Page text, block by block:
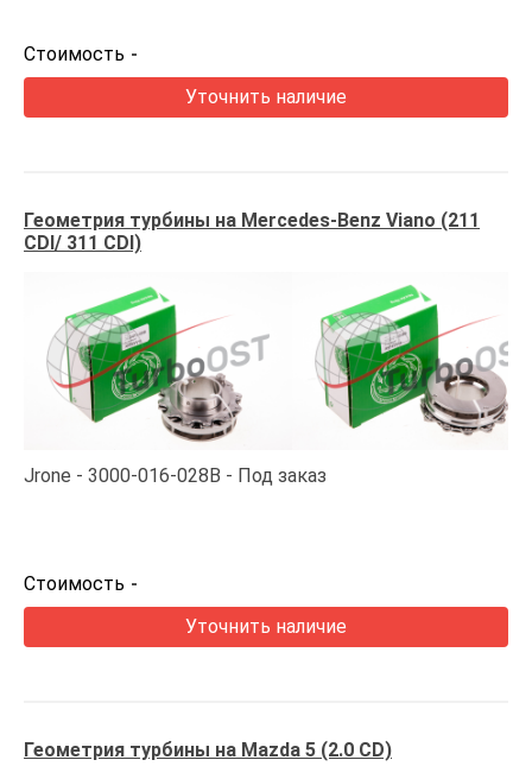
Стоимость -
Уточнить наличие
Геометрия турбины на Mercedes-Benz Viano (211
CDI/ 311 CDI)
Jrone 3000-016-028B Под заказ
Стоимость -
Уточнить наличие
Геометрия турбины на Mazda 5 (2.0 CD)